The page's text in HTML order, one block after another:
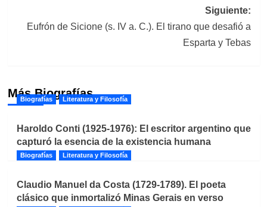
entradas
Siguiente:
Eufrón de Sicione (s. IV a. C.). El tirano que desafió a
Esparta y Tebas
Más Biografías
Biografías Literatura y Filosofía
Haroldo Conti (1925-1976): El escritor argentino que
capturó la esencia de la existencia humana
Biografías Literatura y Filosofía
Claudio Manuel da Costa (1729-1789). El poeta
clásico que inmortalizó Minas Gerais en verso